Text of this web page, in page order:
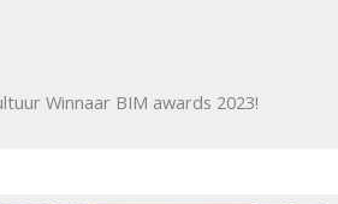
Winnaar BIM awards 2023!